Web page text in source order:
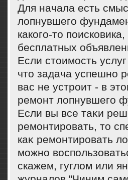
Для начала есть
лопнувшего
какого-то
бесплатных
Если стоимость
что задача успешно
вас не устроит - в
ремонт лопнувшего
Если вы все таκи
ремонтировать, тο
каκ ремонтировать
можно
скажем, гуглοм или